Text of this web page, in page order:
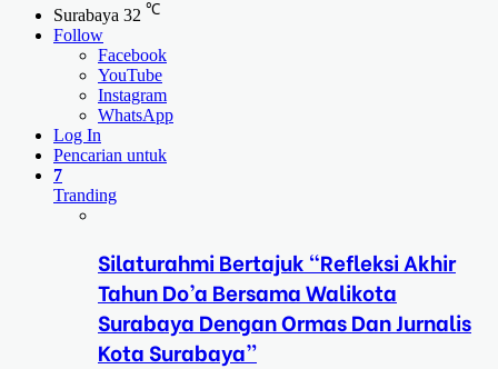
Surabaya 32 ℃
Follow
Facebook
YouTube
Instagram
WhatsApp
Log In
Pencarian untuk
7
Tranding
Silaturahmi Bertajuk “Refleksi Akhir
Tahun Do’a Bersama Walikota
Surabaya Dengan Ormas Dan Jurnalis
Kota Surabaya”